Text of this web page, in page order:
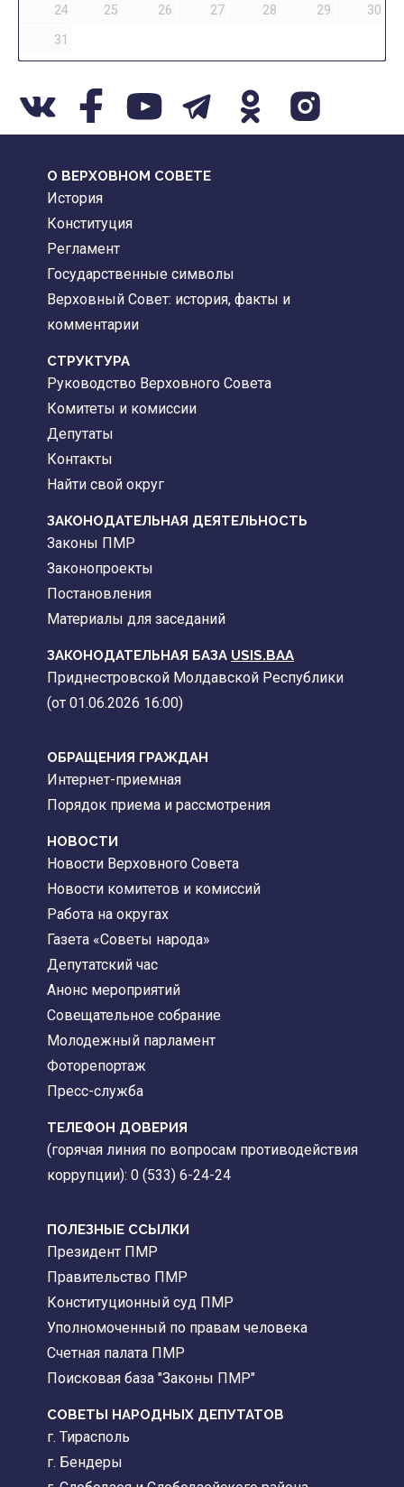
24
25 26 27 28 29
30
31
О ВЕРХОВНОМ СОВЕТЕ
История
Конституция
Регламент
Государственные символы
Верховный Совет: история, факты и
комментарии
CТРУКТУРА
Руководство Верховного Совета
Комитеты и комиссии
Депутаты
Контакты
Найти свой округ
ЗАКОНОДАТЕЛЬНАЯ ДЕЯТЕЛЬНОСТЬ
Законы ПМР
Законопроекты
Постановления
Материалы для заседаний
ЗАКОНОДАТЕЛЬНАЯ БАЗА USIS.BAA
Приднестровской Молдавской Республики
(от 01.06.2026 16:00)
ОБРАЩЕНИЯ ГРАЖДАН
Интернет-приемная
Порядок приема и рассмотрения
НОВОСТИ
Новости Верховного Совета
Новости комитетов и комиссий
Работа на округах
Газета «Советы народа»
Депутатский час
Анонс мероприятий
Совещательное собрание
Молодежный парламент
Фоторепортаж
Пресс-служба
ТЕЛЕФОН ДОВЕРИЯ
(горячая линия по вопросам противодействия
коррупции): 0 (533) 6-24-24
ПОЛЕЗНЫЕ ССЫЛКИ
Президент ПМР
Правительство ПМР
Конституционный суд ПМР
Уполномоченный по правам человека
Счетная палата ПМР
Поисковая база "Законы ПМР"
СОВЕТЫ НАРОДНЫХ ДЕПУТАТОВ
г. Тирасполь
г. Бендеры